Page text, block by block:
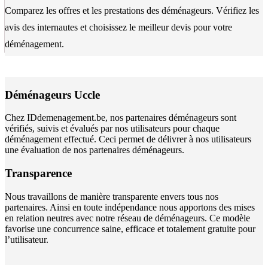
Comparez les offres et les prestations des déménageurs. Vérifiez les
avis des internautes et choisissez le meilleur devis pour votre
déménagement.
Déménageurs Uccle
Chez IDdemenagement.be, nos partenaires déménageurs sont
vérifiés, suivis et évalués par nos utilisateurs pour chaque
déménagement effectué. Ceci permet de délivrer à nos utilisateurs
une évaluation de nos partenaires déménageurs.
Transparence
Nous travaillons de manière transparente envers tous nos
partenaires. Ainsi en toute indépendance nous apportons des mises
en relation neutres avec notre réseau de déménageurs. Ce modèle
favorise une concurrence saine, efficace et totalement gratuite pour
l’utilisateur.